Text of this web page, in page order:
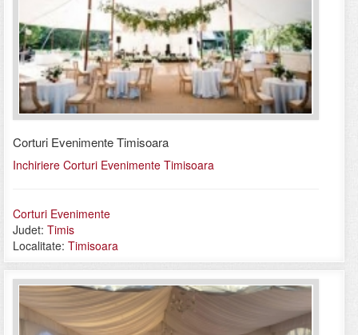
Corturi Evenimente Timisoara
Inchiriere Corturi Evenimente Timisoara
Corturi Evenimente
Judet: Timis
Localitate: Timisoara